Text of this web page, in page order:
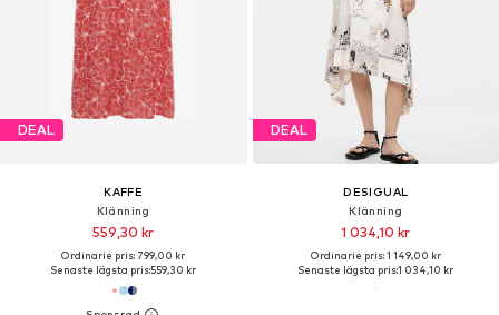
DEAL
KAFFE
Klänning
559,30 kr
Ordinarie pris: 799,00 kr
Senaste lägsta pris:559,30 kr
DEAL
DESIGUAL
Klänning
1 034,10 kr
Ordinarie pris: 1 149,00 kr
Senaste lägsta pris:1 034,10 kr